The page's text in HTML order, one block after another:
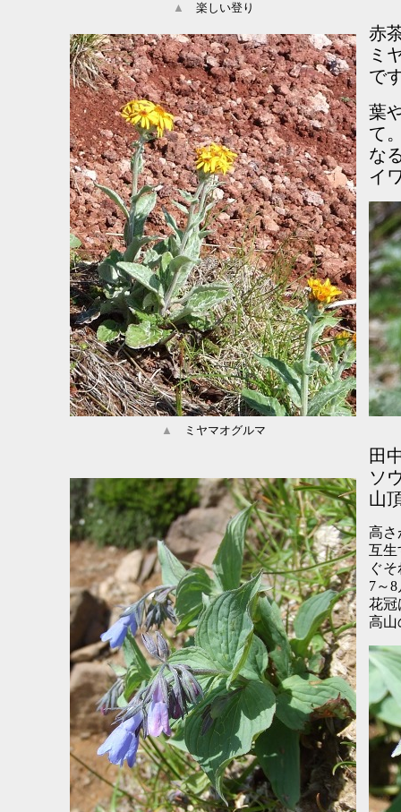
▲ 楽しい登り
赤
ミ
で
葉
て
な
イ
▲ ミヤマオグルマ
田
ソ
山
高さ
互生
ぐ
7～
花冠
高山